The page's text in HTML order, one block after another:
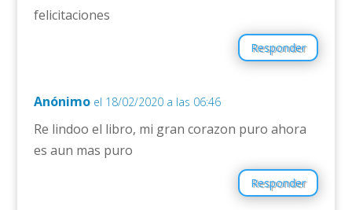
felicitaciones
Responder
Anónimo el 18/02/2020 a las 06:46
Re lindoo el libro, mi gran corazon puro ahora
es aun mas puro
Responder